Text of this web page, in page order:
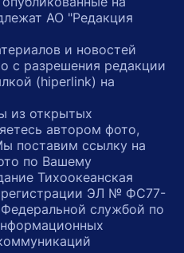
АО "Редакция
и новостей
с разрешения редакции
(hiperlink) на
из открытых
автором фото,
поставим ссылку на
по Вашему
Тихоокеанская
регистрации ЭЛ № ФС77-
службой по